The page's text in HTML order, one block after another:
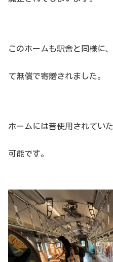
このホームも駅舎と同様に
て無償で寄贈されました。
ホームには昔使用されてい
可能です。